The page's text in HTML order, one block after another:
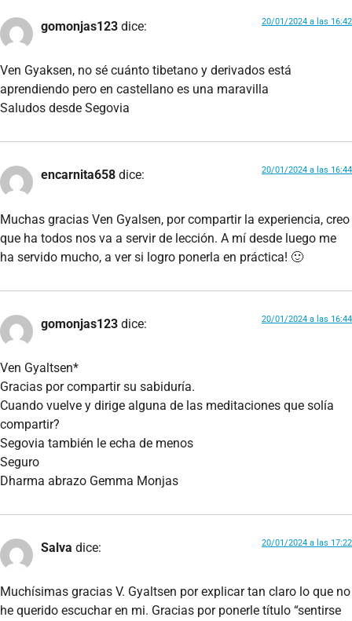
gomonjas123 dice: 20/01/2024 a las 16:42
Ven Gyaksen, no sé cuánto tibetano y derivados está
aprendiendo pero en castellano es una maravilla
Saludos desde Segovia
encarnita658 dice: 20/01/2024 a las 16:44
Muchas gracias Ven Gyalsen, por compartir la experiencia, creo
que ha todos nos va a servir de lección. A mí desde luego me
ha servido mucho, a ver si logro ponerla en práctica! 🙂
gomonjas123 dice: 20/01/2024 a las 16:44
Ven Gyaltsen*
Gracias por compartir su sabiduría.
Cuando vuelve y dirige alguna de las meditaciones que solía
compartir?
Segovia también le echa de menos
Seguro
Dharma abrazo Gemma Monjas
Salva dice: 20/01/2024 a las 17:22
Muchísimas gracias V. Gyaltsen por explicar tan claro lo que no
he querido escuchar en mi. Gracias por ponerle título “sentirse